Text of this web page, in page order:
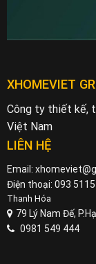
XHOMEVIET
Công ty thiết kế,
Việt Nam
LIÊN HỆ
Email:
Điện thoại: 093
Thanh Hóa
79 Lý Nam Đế,
0981 549 444